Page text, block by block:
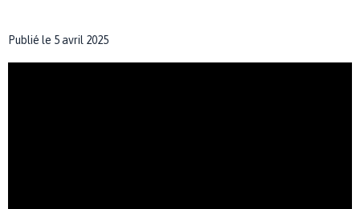
Publié le 5 avril 2025